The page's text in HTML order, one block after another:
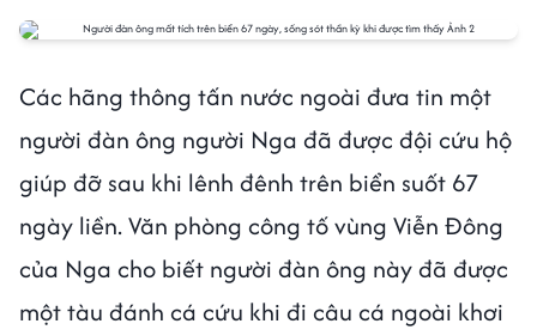
Các hãng thông tấn nước ngoài đưa tin một
người đàn ông người Nga đã được đội cứu hộ
giúp đỡ sau khi lênh đênh trên biển suốt 67
ngày liền. Văn phòng công tố vùng Viễn Đông
của Nga cho biết người đàn ông này đã được
một tàu đánh cá cứu khi đi câu cá ngoài khơi